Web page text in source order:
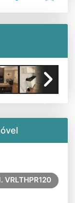
VRLTHPR120